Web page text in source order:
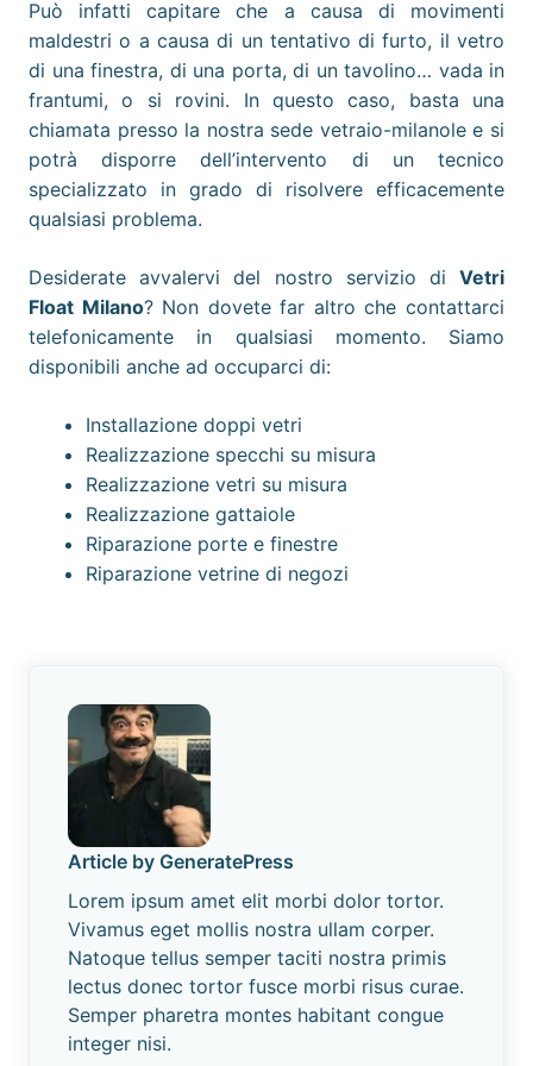
Può infatti capitare che a causa di movimenti
maldestri o a causa di un tentativo di furto, il vetro
di una finestra, di una porta, di un tavolino… vada in
frantumi, o si rovini. In questo caso, basta una
chiamata presso la nostra sede vetraio-milanole e si
potrà disporre dell’intervento di un tecnico
specializzato in grado di risolvere efficacemente
qualsiasi problema.
Desiderate avvalervi del nostro servizio di Vetri
Float Milano? Non dovete far altro che contattarci
telefonicamente in qualsiasi momento. Siamo
disponibili anche ad occuparci di:
Installazione doppi vetri
Realizzazione specchi su misura
Realizzazione vetri su misura
Realizzazione gattaiole
Riparazione porte e finestre
Riparazione vetrine di negozi
Article by GeneratePress
Lorem ipsum amet elit morbi dolor tortor.
Vivamus eget mollis nostra ullam corper.
Natoque tellus semper taciti nostra primis
lectus donec tortor fusce morbi risus curae.
Semper pharetra montes habitant congue
integer nisi.